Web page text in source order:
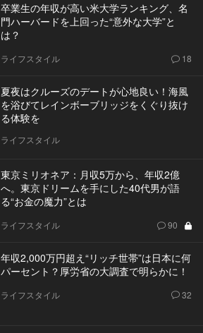
卒業生の年収が高い米大学ランキング、名
門ハーバードを上回った“意外な大学”と
は？
ライフスタイル 18
夏夜はクルーズのデートが心地良い！海風
を浴びてレインボーブリッジをくぐり抜け
る体験を
ライフスタイル
東京ミリオネア：月収5万から、年収2億
へ。東京ドリームを手にした40代男が語
る“お金の魔力”とは
ライフスタイル 90
年収2,000万円超え“リッチ世帯”は日本に何
パーセント？厚労省の大調査で明らかに！
ライフスタイル 32